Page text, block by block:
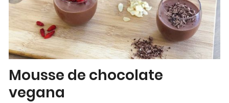
Mousse de chocolate
vegana